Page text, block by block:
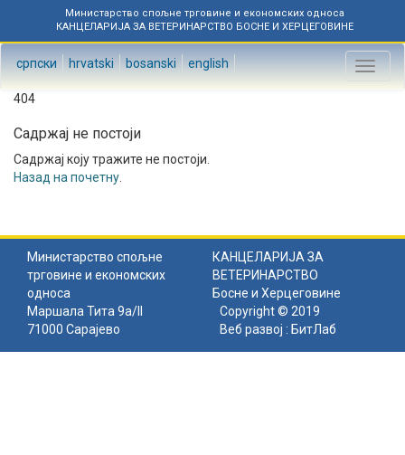
Министарство спољне трговине и економских односа
КАНЦЕЛАРИЈА ЗА ВЕТЕРИНАРСТВО БОСНЕ И ХЕРЦЕГОВИНЕ
српски hrvatski bosanski english
Toggle
404
Садржај не постоји
Садржај коју тражите не постоји.
Назад на почетну
Министарство спољне
трговине и економских
односа
КАНЦЕЛАРИЈА ЗА
ВЕТЕРИНАРСТВО
Босне и Херцеговине
Маршала Тита 9а/II
71000 Сарајево
Copyright © 2019
Веб развој : БитЛаб